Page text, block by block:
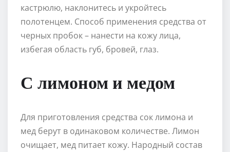
кастрюлю, наклонитесь и укройтесь
полотенцем. Способ применения средства от
черных пробок – нанести на кожу лица,
избегая область губ, бровей, глаз.
С лимоном и медом
Для приготовления средства сок лимона и
мед берут в одинаковом количестве. Лимон
очищает, мед питает кожу. Народный состав